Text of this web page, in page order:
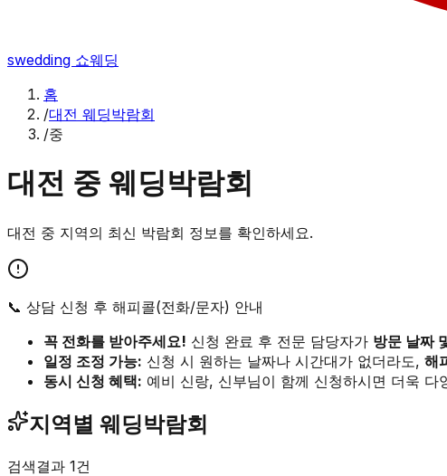
swedding 쇼웨딩
홈
/대전 웨딩박람회
/중
대전 중 웨딩박람회
대전 중 지역의 최신 박람회 정보를 확인하세요.
📞 상담 신청 후 해피콜(전화/문자) 안내
꼭 전화를 받아주세요! 신청 완료 후 전문 담당자가 방문 날짜
일정 조정 가능: 신청 시 원하는 날짜나 시간대가 없더라도, 해
동시 신청 혜택: 예비 신랑, 신부님이 함께 신청하시면 더욱
지역별 웨딩박람회
검색결과 1건